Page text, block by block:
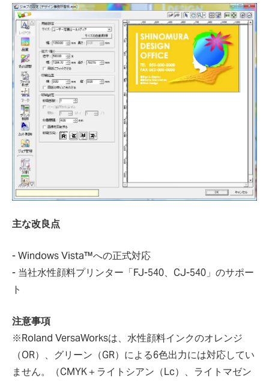
主な改良点
- Windows Vista™への正式対応
- 当社水性顔料プリンター「FJ-540、CJ-540」のサポー
ト
注意事項
※Roland VersaWorksは、水性顔料インクのオレンジ
（OR）、グリーン（GR）による6色出力には対応してい
ません。（CMYK＋ライトシアン（Lc）、ライトマゼン